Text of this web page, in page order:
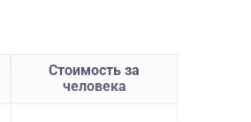
Стоимость за
человека